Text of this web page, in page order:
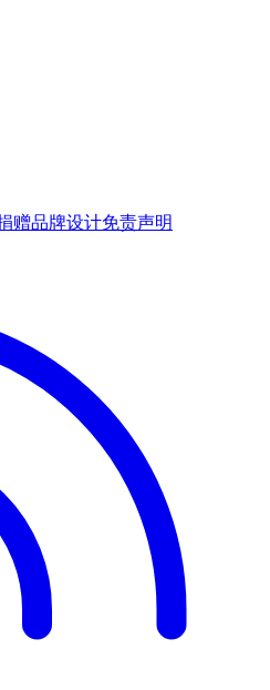
赠品牌设计免责声明